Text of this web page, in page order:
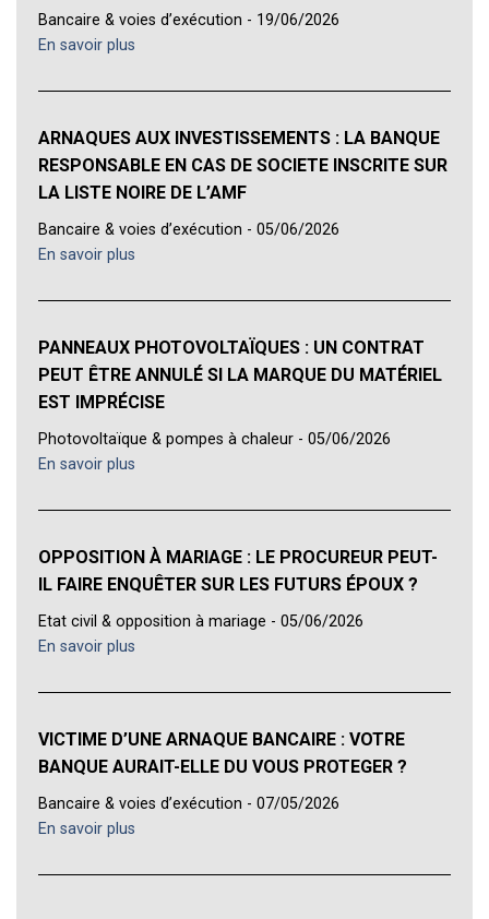
Bancaire & voies d’exécution - 19/06/2026
En savoir plus
ARNAQUES AUX INVESTISSEMENTS : LA BANQUE
RESPONSABLE EN CAS DE SOCIETE INSCRITE SUR
LA LISTE NOIRE DE L’AMF
Bancaire & voies d’exécution - 05/06/2026
En savoir plus
PANNEAUX PHOTOVOLTAÏQUES : UN CONTRAT
PEUT ÊTRE ANNULÉ SI LA MARQUE DU MATÉRIEL
EST IMPRÉCISE
Photovoltaïque & pompes à chaleur - 05/06/2026
En savoir plus
OPPOSITION À MARIAGE : LE PROCUREUR PEUT-
IL FAIRE ENQUÊTER SUR LES FUTURS ÉPOUX ?
Etat civil & opposition à mariage - 05/06/2026
En savoir plus
VICTIME D’UNE ARNAQUE BANCAIRE : VOTRE
BANQUE AURAIT-ELLE DU VOUS PROTEGER ?
Bancaire & voies d’exécution - 07/05/2026
En savoir plus